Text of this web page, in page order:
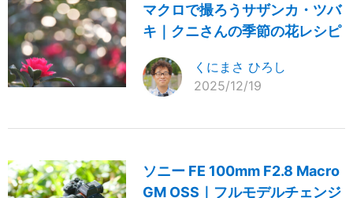
マクロで撮ろうサザンカ・ツバ
キ｜クニさんの季節の花レシピ
くにまさ ひろし
2025/12/19
ソニー FE 100mm F2.8 Macro
GM OSS｜フルモデルチェンジ